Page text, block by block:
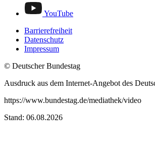
YouTube
Barrierefreiheit
Datenschutz
Impressum
© Deutscher Bundestag
Ausdruck aus dem Internet-Angebot des
https://www.bundestag.de/mediathek/video
Stand: 06.08.2026